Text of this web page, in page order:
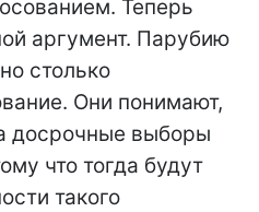
Теперь
аргумент. Парубию
столько
Они понимают,
досрочные выборы
что тогда будут
такого